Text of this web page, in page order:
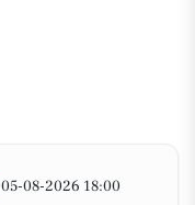
05-08-2026 18:00